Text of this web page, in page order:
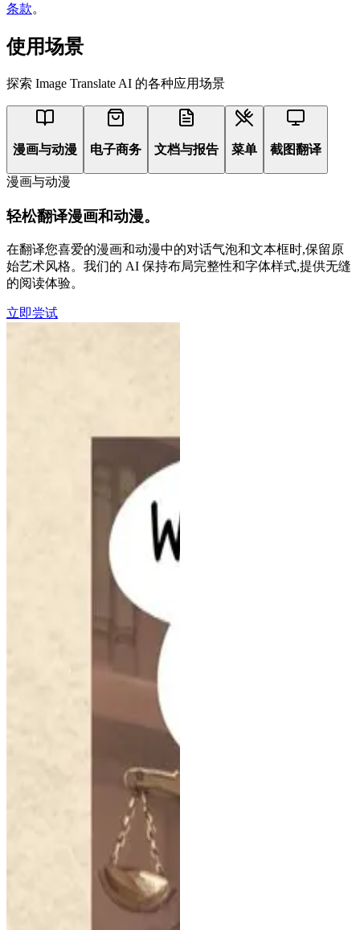
条款。
使用场景
探索 Image Translate AI 的各种应用场景
漫画与动漫 电子商务 文档与报告 菜单 截图翻译
漫画与动漫
轻松翻译漫画和动漫。
在翻译您喜爱的漫画和动漫中的对话气泡和文本框时,保留原
始艺术风格。我们的 AI 保持布局完整性和字体样式,提供无缝
的阅读体验。
立即尝试